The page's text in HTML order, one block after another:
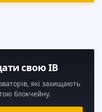
свою ІВ
які захищають
блокчейну.